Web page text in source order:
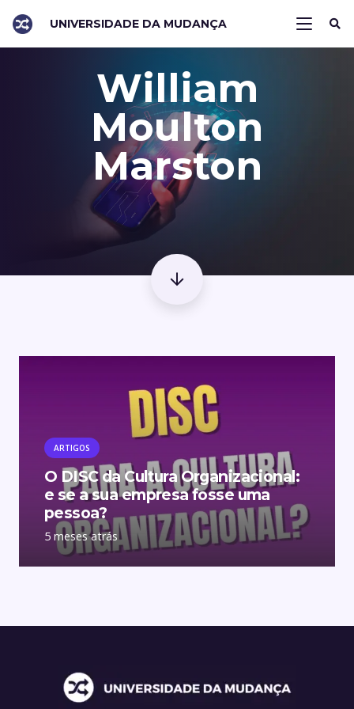
UNIVERSIDADE DA MUDANÇA
William
Moulton
Marston
ARTIGOS
O DISC da Cultura Organizacional:
e se a sua empresa fosse uma
pessoa?
5 meses atrás